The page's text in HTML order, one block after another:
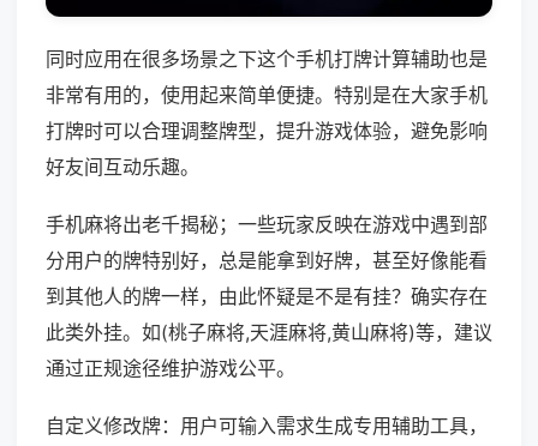
同时应用在很多场景之下这个手机打牌计算辅助也是
非常有用的，使用起来简单便捷。特别是在大家手机
打牌时可以合理调整牌型，提升游戏体验，避免影响
好友间互动乐趣。
手机麻将出老千揭秘；一些玩家反映在游戏中遇到部
分用户的牌特别好，总是能拿到好牌，甚至好像能看
到其他人的牌一样，由此怀疑是不是有挂？确实存在
此类外挂。如(桃子麻将,天涯麻将,黄山麻将)等，建议
通过正规途径维护游戏公平。
自定义修改牌：用户可输入需求生成专用辅助工具，